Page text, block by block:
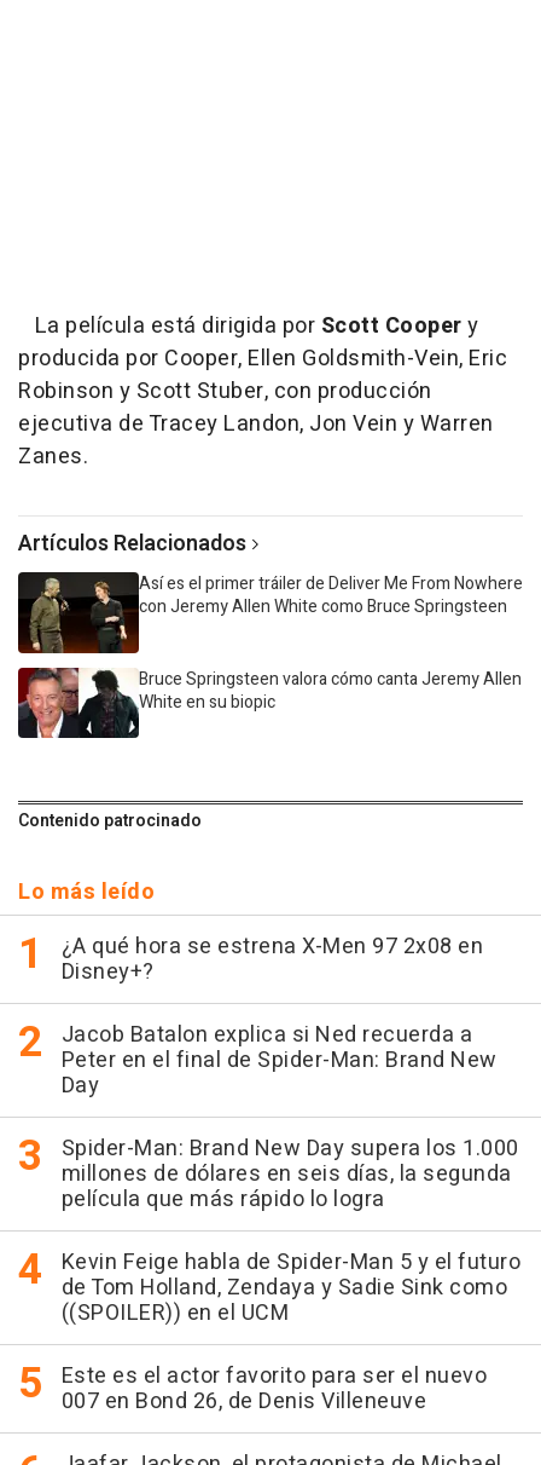
La película está dirigida por Scott Coopery
producida por Cooper, Ellen Goldsmith-Vein, Eric
Robinson y Scott Stuber, con producción
ejecutiva de Tracey Landon, Jon Vein y Warren
Zanes.
Artículos Relacionados
Así es el primer tráiler de Deliver Me From Nowhere
con Jeremy Allen White como Bruce Springsteen
Bruce Springsteen valora cómo canta Jeremy Allen
White en su biopic
Contenido patrocinado
Lo más leído
¿A qué hora se estrena X-Men 97 2x08 en
Disney+?
Jacob Batalon explica si Ned recuerda a
Peter en el final de Spider-Man: Brand New
Day
Spider-Man: Brand New Day supera los 1.000
millones de dólares en seis días, la segunda
película que más rápido lo logra
Kevin Feige habla de Spider-Man 5 y el futuro
de Tom Holland, Zendaya y Sadie Sink como
((SPOILER)) en el UCM
Este es el actor favorito para ser el nuevo
007 en Bond 26, de Denis Villeneuve